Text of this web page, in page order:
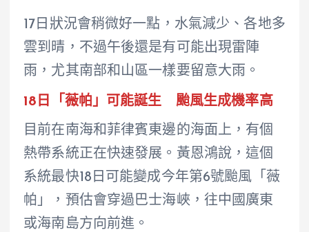
17日狀況會稍微好一點，水氣減少、各地多
雲到晴，不過午後還是有可能出現雷陣
雨，尤其南部和山區一樣要留意大雨。
18日「薇帕」可能誕生 颱風生成機率高
目前在南海和菲律賓東邊的海面上，有個
熱帶系統正在快速發展。黃恩鴻說，這個
系統最快18日可能變成今年第6號颱風「薇
帕」，預估會穿過巴士海峽，往中國廣東
或海南島方向前進。